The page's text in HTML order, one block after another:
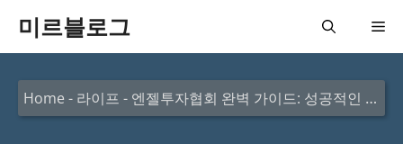
미르블로그 메
뉴
Home - 라이프 - 엔젤투자협회 완벽 가이드: 성공적인 투자로의 첫걸음 알아보기